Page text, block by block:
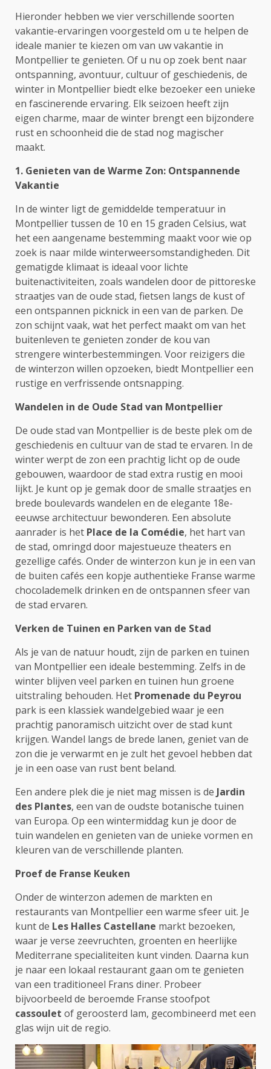
Hieronder hebben we vier verschillende soorten
vakantie-ervaringen voorgesteld om u te helpen de
ideale manier te kiezen om van uw vakantie in
Montpellier te genieten. Of u nu op zoek bent naar
ontspanning, avontuur, cultuur of geschiedenis, de
winter in Montpellier biedt elke bezoeker een unieke
en fascinerende ervaring. Elk seizoen heeft zijn
eigen charme, maar de winter brengt een bijzondere
rust en schoonheid die de stad nog magischer
maakt.
1. Genieten van de Warme Zon: Ontspannende
Vakantie
In de winter ligt de gemiddelde temperatuur in
Montpellier tussen de 10 en 15 graden Celsius, wat
het een aangename bestemming maakt voor wie op
zoek is naar milde winterweersomstandigheden. Dit
gematigde klimaat is ideaal voor lichte
buitenactiviteiten, zoals wandelen door de pittoreske
straatjes van de oude stad, fietsen langs de kust of
een ontspannen picknick in een van de parken. De
zon schijnt vaak, wat het perfect maakt om van het
buitenleven te genieten zonder de kou van
strengere winterbestemmingen. Voor reizigers die
de winterzon willen opzoeken, biedt Montpellier een
rustige en verfrissende ontsnapping.
Wandelen in de Oude Stad van Montpellier
De oude stad van Montpellier is de beste plek om de
geschiedenis en cultuur van de stad te ervaren. In de
winter werpt de zon een prachtig licht op de oude
gebouwen, waardoor de stad extra rustig en mooi
lijkt. Je kunt op je gemak door de smalle straatjes en
brede boulevards wandelen en de elegante 18e-
eeuwse architectuur bewonderen. Een absolute
aanrader is het Place de la Comédie, het hart van
de stad, omringd door majestueuze theaters en
gezellige cafés. Onder de winterzon kun je in een van
de buiten cafés een kopje authentieke Franse warme
chocolademelk drinken en de ontspannen sfeer van
de stad ervaren.
Verken de Tuinen en Parken van de Stad
Als je van de natuur houdt, zijn de parken en tuinen
van Montpellier een ideale bestemming. Zelfs in de
winter blijven veel parken en tuinen hun groene
uitstraling behouden. Het Promenade du Peyrou
park is een klassiek wandelgebied waar je een
prachtig panoramisch uitzicht over de stad kunt
krijgen. Wandel langs de brede lanen, geniet van de
zon die je verwarmt en je zult het gevoel hebben dat
je in een oase van rust bent beland.
Een andere plek die je niet mag missen is de Jardin
des Plantes, een van de oudste botanische tuinen
van Europa. Op een wintermiddag kun je door de
tuin wandelen en genieten van de unieke vormen en
kleuren van de verschillende planten.
Proef de Franse Keuken
Onder de winterzon ademen de markten en
restaurants van Montpellier een warme sfeer uit. Je
kunt de Les Halles Castellane markt bezoeken,
waar je verse zeevruchten, groenten en heerlijke
Mediterrane specialiteiten kunt vinden. Daarna kun
je naar een lokaal restaurant gaan om te genieten
van een traditioneel Frans diner. Probeer
bijvoorbeeld de beroemde Franse stoofpot
cassoulet of geroosterd lam, gecombineerd met een
glas wijn uit de regio.